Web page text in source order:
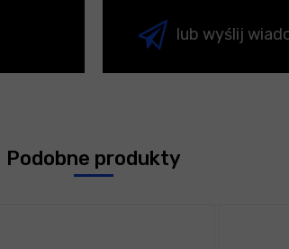
lub wyślij
Podobne produkty